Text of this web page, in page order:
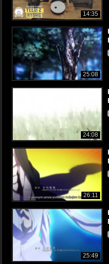
14:35
25:08
24:08
26:11
25:49